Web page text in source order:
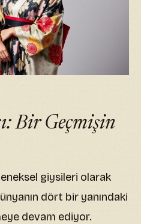
Bir Geçmişin
giysileri olarak
dört bir yanındaki
devam ediyor.